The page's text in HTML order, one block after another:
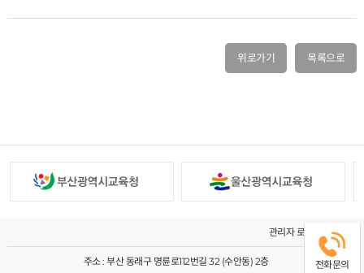
위로가기 목록으로
관리자 로그인
주소 : 부산 동래구 명륜로112번길 32 (수안동) 2층 전화문의